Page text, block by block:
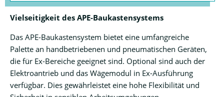
Vielseitigkeit des APE-Baukastensystems
Das APE-Baukastensystem bietet eine umfangreiche
Palette an handbetriebenen und pneumatischen Geräten,
die für Ex-Bereiche geeignet sind. Optional sind auch der
Elektroantrieb und das Wägemodul in Ex-Ausführung
verfügbar. Dies gewährleistet eine hohe Flexibilität und